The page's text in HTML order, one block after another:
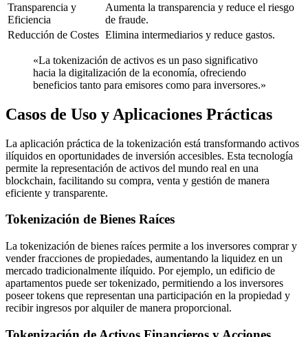
Transparencia y
Eficiencia
Aumenta la transparencia y reduce el riesgo
de fraude.
Reducción de Costes Elimina intermediarios y reduce gastos.
«La tokenización de activos es un paso significativo
hacia la digitalización de la economía, ofreciendo
beneficios tanto para emisores como para inversores.»
Casos de Uso y Aplicaciones Prácticas
La aplicación práctica de la tokenización está transformando activos
ilíquidos en oportunidades de inversión accesibles. Esta tecnología
permite la representación de activos del mundo real en una
blockchain, facilitando su compra, venta y gestión de manera
eficiente y transparente.
Tokenización de Bienes Raíces
La tokenización de bienes raíces permite a los inversores comprar y
vender fracciones de propiedades, aumentando la liquidez en un
mercado tradicionalmente ilíquido. Por ejemplo, un edificio de
apartamentos puede ser tokenizado, permitiendo a los inversores
poseer tokens que representan una participación en la propiedad y
recibir ingresos por alquiler de manera proporcional.